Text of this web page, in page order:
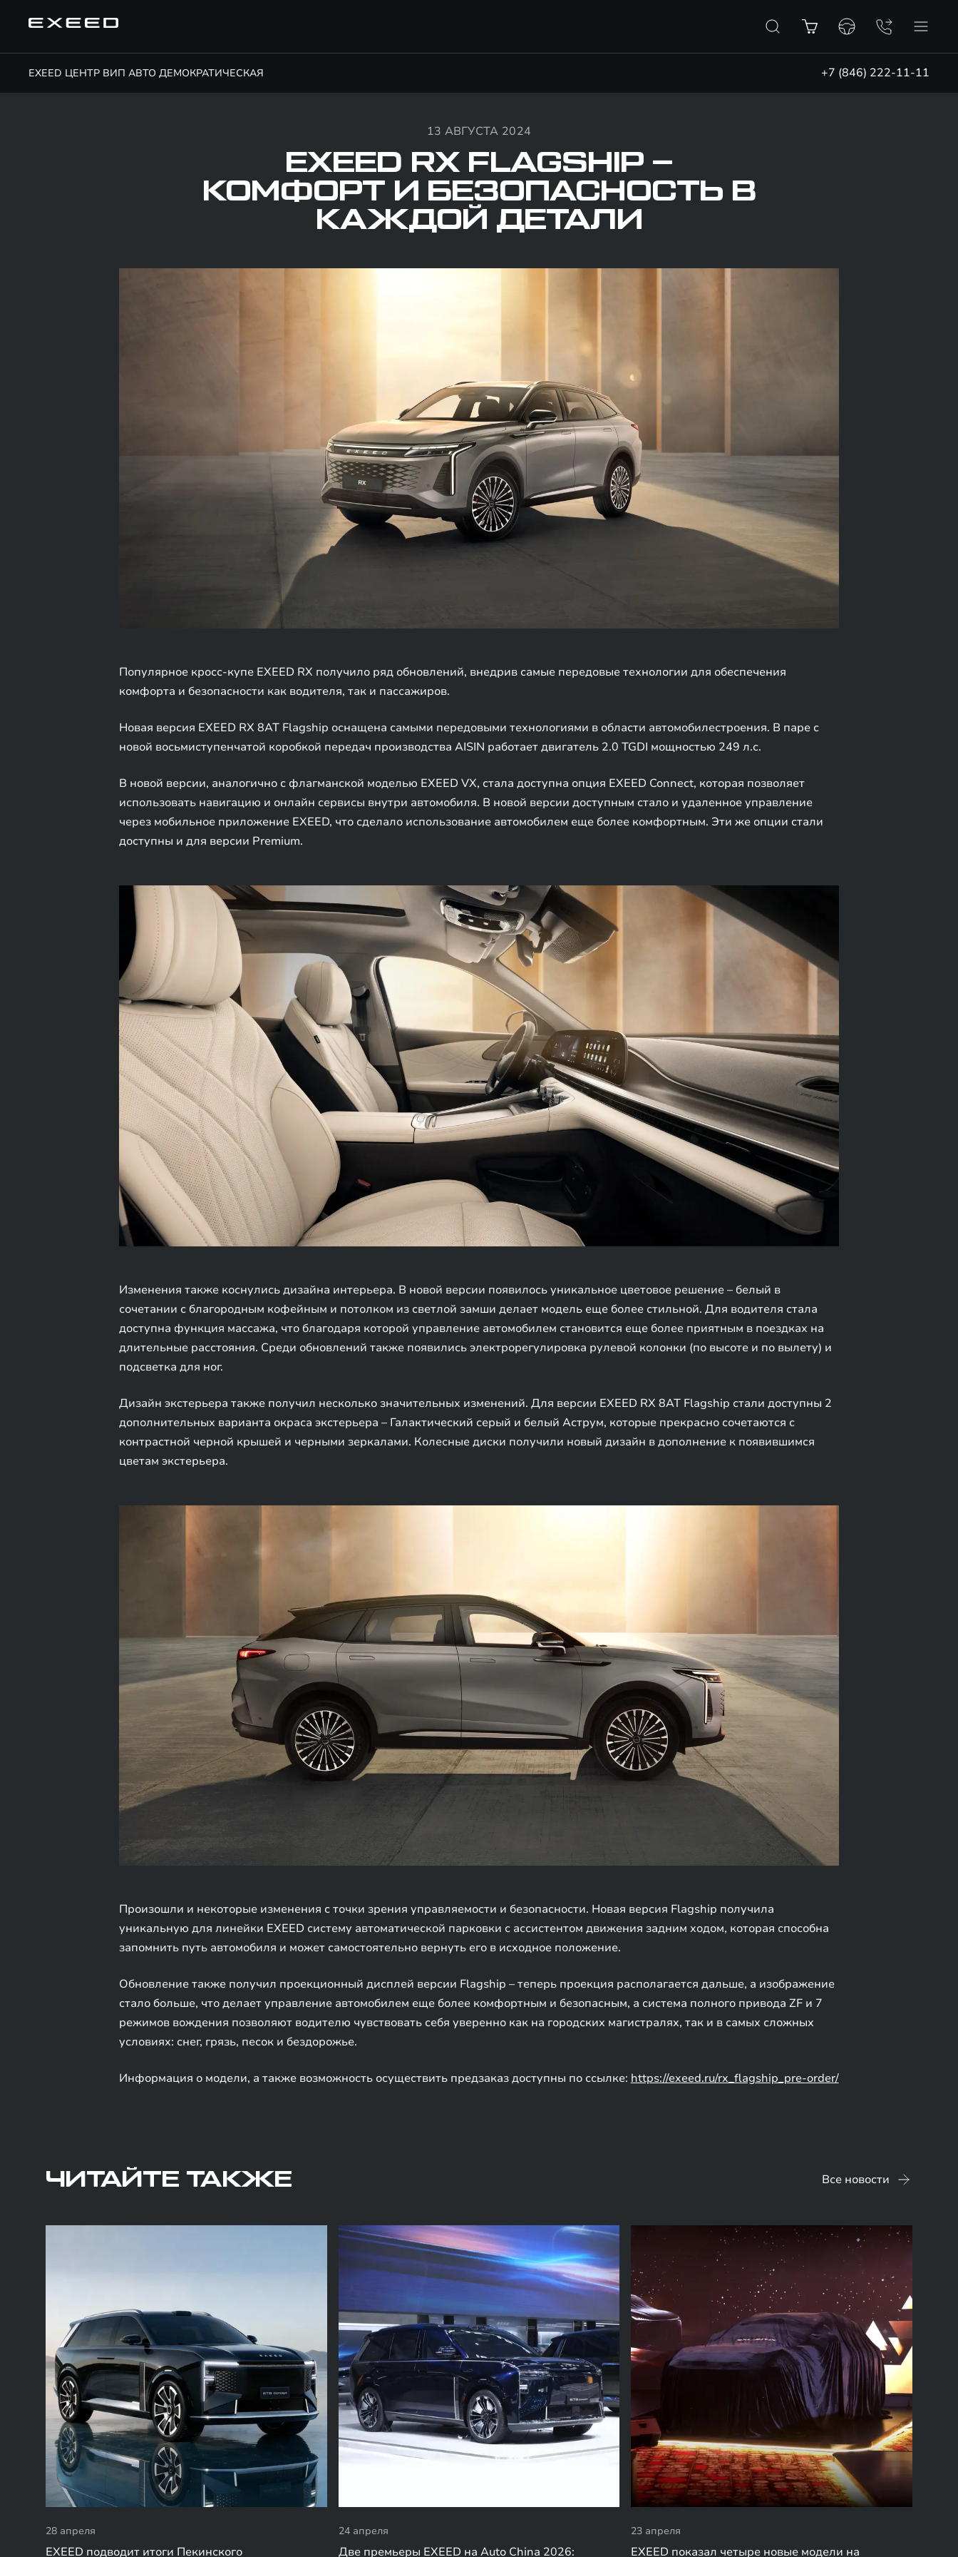
EXEED ЦЕНТР ВИП АВТО ДЕМОКРАТИЧЕСКАЯ +7 (846) 222-11-11
13 АВГУСТА 2024
EXEED RX FLAGSHIP –
КОМФОРТ И БЕЗОПАСНОСТЬ В
КАЖДОЙ ДЕТАЛИ
Популярное кросс-купе EXEED RX получило ряд обновлений, внедрив самые передовые технологии для обеспечения
комфорта и безопасности как водителя, так и пассажиров.
Новая версия EXEED RX 8AT Flagship оснащена самыми передовыми технологиями в области автомобилестроения. В паре с
новой восьмиступенчатой коробкой передач производства AISIN работает двигатель 2.0 TGDI мощностью 249 л.с.
В новой версии, аналогично с флагманской моделью EXEED VX, стала доступна опция EXEED Connect, которая позволяет
использовать навигацию и онлайн сервисы внутри автомобиля. В новой версии доступным стало и удаленное управление
через мобильное приложение EXEED, что сделало использование автомобилем еще более комфортным. Эти же опции стали
доступны и для версии Premium.
Изменения также коснулись дизайна интерьера. В новой версии появилось уникальное цветовое решение – белый в
сочетании с благородным кофейным и потолком из светлой замши делает модель еще более стильной. Для водителя стала
доступна функция массажа, что благодаря которой управление автомобилем становится еще более приятным в поездках на
длительные расстояния. Среди обновлений также появились электрорегулировка рулевой колонки (по высоте и по вылету) и
подсветка для ног.
Дизайн экстерьера также получил несколько значительных изменений. Для версии EXEED RX 8AT Flagship стали доступны 2
дополнительных варианта окраса экстерьера – Галактический серый и белый Аструм, которые прекрасно сочетаются с
контрастной черной крышей и черными зеркалами. Колесные диски получили новый дизайн в дополнение к появившимся
цветам экстерьера.
Произошли и некоторые изменения с точки зрения управляемости и безопасности. Новая версия Flagship получила
уникальную для линейки EXEED систему автоматической парковки с ассистентом движения задним ходом, которая способна
запомнить путь автомобиля и может самостоятельно вернуть его в исходное положение.
Обновление также получил проекционный дисплей версии Flagship – теперь проекция располагается дальше, а изображение
стало больше, что делает управление автомобилем еще более комфортным и безопасным, а система полного привода ZF и 7
режимов вождения позволяют водителю чувствовать себя уверенно как на городских магистралях, так и в самых сложных
условиях: снег, грязь, песок и бездорожье.
Информация о модели, а также возможность осуществить предзаказ доступны по ссылке: https://exeed.ru/rx_flagship_pre-order/
ЧИТАЙТЕ ТАКЖЕ Все новости
28 апреля
EXEED подводит итоги Пекинского
24 апреля
Две премьеры EXEED на Auto China 2026:
23 апреля
EXEED показал четыре новые модели на